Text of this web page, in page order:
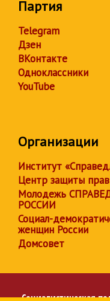
Партия
Telegram
Дзен
ВКонтакте
Одноклассники
YouTube
Организации
Институт
Центр защиты
Молодежь
РОССИИ
Социал-
женщин России
Домсовет
Социалистическая